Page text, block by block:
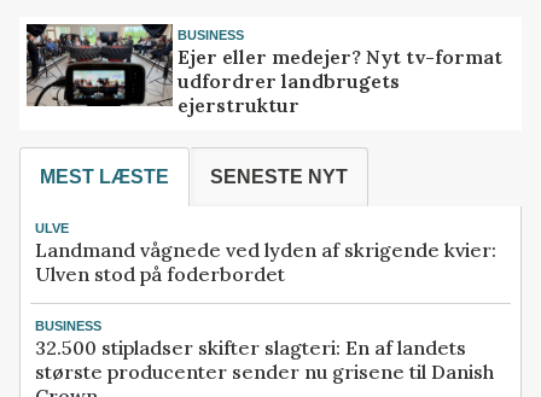
BUSINESS
Ejer eller medejer? Nyt tv-format
udfordrer landbrugets
ejerstruktur
MEST LÆSTE SENESTE NYT
ULVE
Landmand vågnede ved lyden af skrigende kvier:
Ulven stod på foderbordet
BUSINESS
32.500 stipladser skifter slagteri: En af landets
største producenter sender nu grisene til Danish